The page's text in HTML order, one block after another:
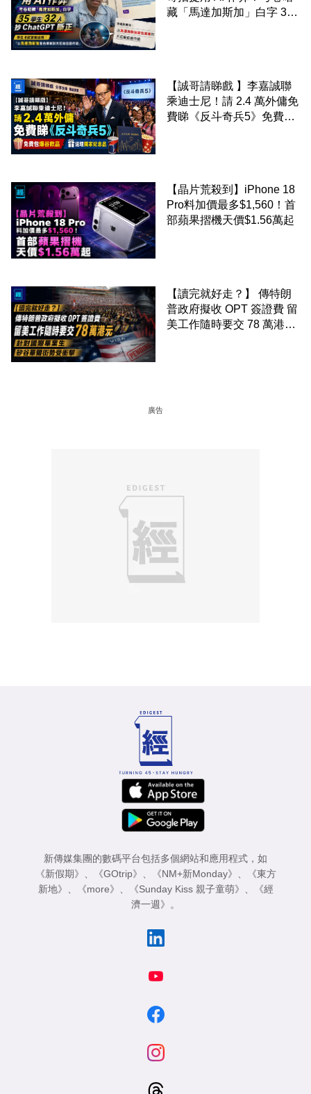
藏「馬達加斯加」白字 35
【誠哥請睇戲 】李嘉誠聯
乘迪士尼！請 2.4 萬外傭免
費睇《反斗奇兵5》免費包
【晶片荒殺到】iPhone 18
Pro料加價最多$1,560！首
部蘋果摺機天價$1.56萬起
【讀完就好走？】 傳特朗
普政府擬收 OPT 簽證費 留
美工作隨時要交 78 萬港元
廣告
新傳媒集團的數碼平台包括多個網站和應用程式，如
《新假期》
《GOtrip》 《NM+新Monday》
《東方
新地》
《more》 《Sunday Kiss 親子童萌》
《經
濟一週》
。